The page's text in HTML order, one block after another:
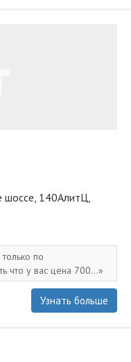
шоссе, 140АлитЦ,
по
что у вас цена 700...
Узнать больше